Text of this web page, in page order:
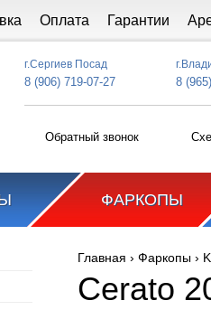
Оплата Гарантии
г.Сергиев Посад
8 (906) 719-07-27 8
Обратный звонок
ФАРКОПЫ
Вы здесь
Главная › Фаркопы ›
Cerato